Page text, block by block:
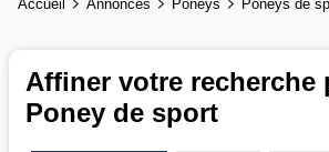
Accueil Annonces Poneys Poneys de
Affiner votre recherche
Poney de sport